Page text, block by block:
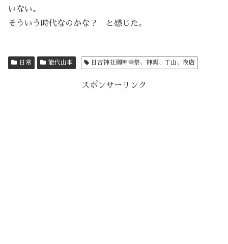
いない。
そういう時代なのかな？ と感じた。
日常 能代山本 日吉神社御神幸祭、神輿、丁山、夜店
スポンサーリンク